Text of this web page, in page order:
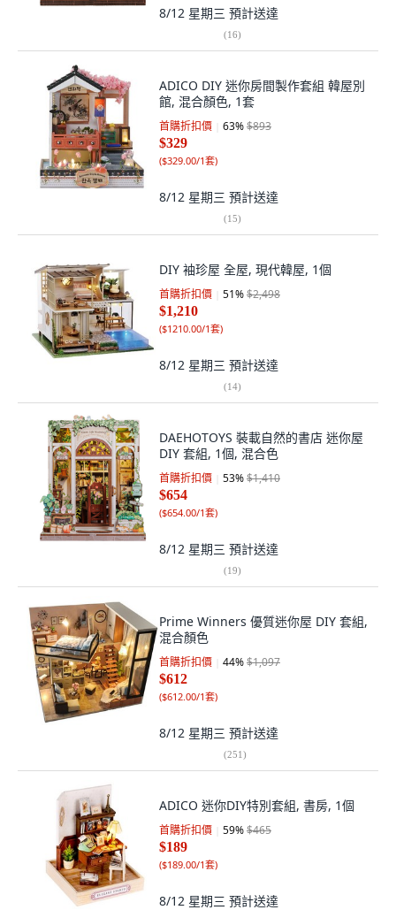
8/12 星期三 預計送達
(16)
ADICO DIY 迷你房間製作套組 韓屋別
館, 混合顏色, 1套
首購折扣價 63%$893
$329
($329.00/1套)
8/12 星期三 預計送達
(15)
DIY 袖珍屋 全屋, 現代韓屋, 1個
首購折扣價 51%$2,498
$1,210
($1210.00/1套)
8/12 星期三 預計送達
(14)
DAEHOTOYS 裝載自然的書店 迷你屋
DIY 套組, 1個, 混合色
首購折扣價 53%$1,410
$654
($654.00/1套)
8/12 星期三 預計送達
(19)
Prime Winners 優質迷你屋 DIY 套組,
混合顏色
首購折扣價 44%$1,097
$612
($612.00/1套)
8/12 星期三 預計送達
(251)
ADICO 迷你DIY特別套組, 書房, 1個
首購折扣價 59%$465
$189
($189.00/1套)
8/12 星期三 預計送達